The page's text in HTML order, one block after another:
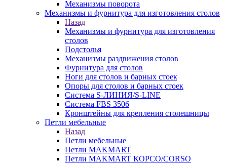
Механизмы поворота
Механизмы и фурнитура для изготовления столов
Назад
Механизмы и фурнитура для изготовления
столов
Подстолья
Механизмы раздвижения столов
Фурнитура для столов
Ноги для столов и барных стоек
Опоры для столов и барных стоек
Система S-ЛИНИЯ/S-LINE
Система FBS 3506
Кронштейны для крепления столешницы
Петли мебельные
Назад
Петли мебельные
Петли MAKMART
Петли MAKMART КОРСО/CORSO